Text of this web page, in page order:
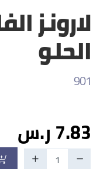
لارونز
الحلو
901
7.83 ر.س